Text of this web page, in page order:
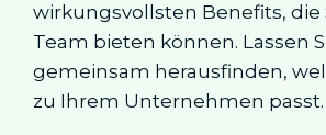
wirkungsvollsten Benefits, die
Team bieten können. Lassen
gemeinsam herausfinden,
zu Ihrem Unternehmen passt.